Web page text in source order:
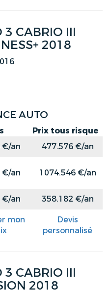
3 CABRIO III
2018
AUTO
Prix tous risque
€/an
477.576 €/an
€/an 1074.546 €/an
€/an 358.182 €/an
mon
Devis
personnalisé
3 CABRIO III
2018